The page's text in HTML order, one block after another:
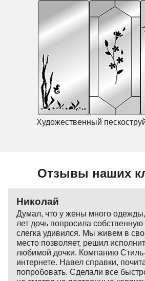
Художественный
Отзывы наших
Николай
Думал, что у жены много
лет дочь попросила
слегка удивился. Мы живем в
место позволяет, решил
любимой дочки. Компанию
интернете. Навел справки,
попробовать. Сделали все